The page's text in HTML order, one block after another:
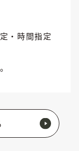
・時間指定